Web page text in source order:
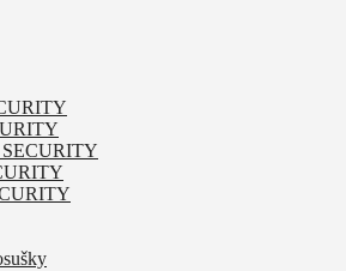
SECURITY